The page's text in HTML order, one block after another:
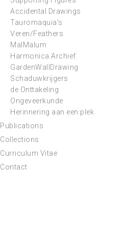
Accidental Drawings
Tauromaquia’s
Veren/Feathers
MalMalum
Harmonica Archief
GardenWallDrawing
Schaduwkrijgers
de Onttakeling
Ongeveerkunde
Herinnering aan een plek
Publications
Collections
Curriculum Vitae
Contact